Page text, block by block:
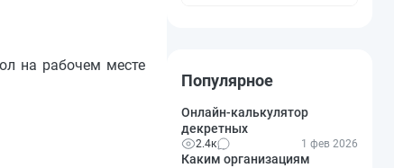
на рабочем месте
Популярное
Онлайн-калькулятор
декретных
2.4к 1 фев 2026
Каким организациям